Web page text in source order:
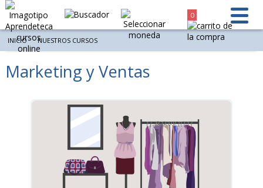
0
INICIO NUESTROS CURSOS
Marketing y Ventas
Resultados 15 de 16 - Mostrar por página